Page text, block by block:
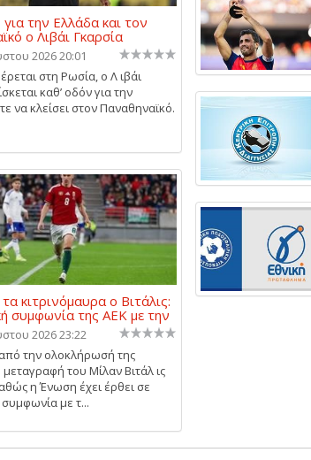
την Ελλάδα και τον
ο Λιβάι Γκαρσία
2026 20:01
στη Ρωσία, ο Λ ιβάι
καθ’ οδόν για την
να κλείσει στον Παναθηναϊκό.
κιτρινόμαυρα ο Βιτάλις:
συμφωνία της ΑΕΚ με την
2026 23:22
την ολοκλήρωσή της
μεταγραφή του Μίλαν Βιτάλ ις
η Ένωση έχει έρθει σε
με τ...